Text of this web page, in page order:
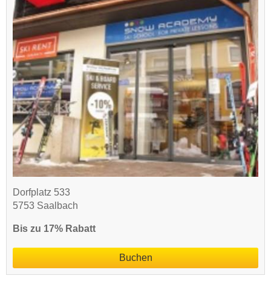
Dorfplatz 533
5753 Saalbach
Bis zu 17% Rabatt
Buchen